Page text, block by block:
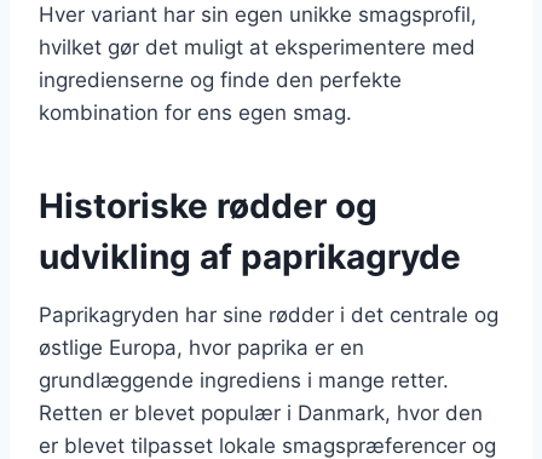
Hver variant har sin egen unikke smagsprofil,
hvilket gør det muligt at eksperimentere med
ingredienserne og finde den perfekte
kombination for ens egen smag.
Historiske rødder og
udvikling af paprikagryde
Paprikagryden har sine rødder i det centrale og
østlige Europa, hvor paprika er en
grundlæggende ingrediens i mange retter.
Retten er blevet populær i Danmark, hvor den
er blevet tilpasset lokale smagspræferencer og